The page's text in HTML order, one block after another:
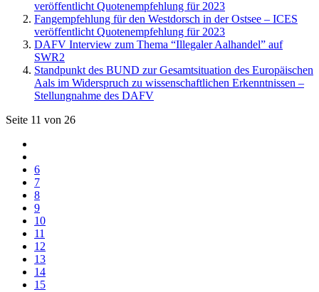
veröffentlicht Quotenempfehlung für 2023
Fangempfehlung für den Westdorsch in der Ostsee – ICES
veröffentlicht Quotenempfehlung für 2023
DAFV Interview zum Thema “Illegaler Aalhandel” auf
SWR2
Standpunkt des BUND zur Gesamtsituation des Europäischen
Aals im Widerspruch zu wissenschaftlichen Erkenntnissen –
Stellungnahme des DAFV
Seite 11 von 26
6
7
8
9
10
11
12
13
14
15